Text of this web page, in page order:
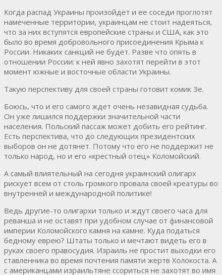
Когда распад Украины произойдет и ее соседи проглотят
намеченные территории, украинцам не стоит надеяться,
что за них вступятся европейские страны и США, как это
было во время добровольного присоединения Крыма к
России. Никаких санкций не будет. Разве что опять в
отношении России: к ней явно захотят перейти в этот
момент южные и восточные области Украины.
Такую перспективу для своей страны готовит комик Зе.
Боюсь, что и его самого ждет очень незавидная судьба.
Он уже лишился поддержки значительной части
населения. Польский пассаж может добить его рейтинг.
Есть перспектива, что до следующих президентских
выборов он не дотянет. Потому что его не поддержит не
только народ, но и его «крестный отец» Коломойский.
А самый влиятельный на сегодня украинский олигарх
рискует всем от столь громкого провала своей креатуры во
внутренней и международной политике!
Ведь другие-то олигархи только и ждут своего часа для
реванша и не оставят при удобном случае от финансовой
империи Коломойского камня на камне. Куда податься
бедному еврею? Штаты только и мечтают видеть его в
руках своего правосудия. Израиль не простит выходки его
ставленника во время почтения памяти жертв Холокоста. А
с американцами израильтяне ссориться не захотят во имя